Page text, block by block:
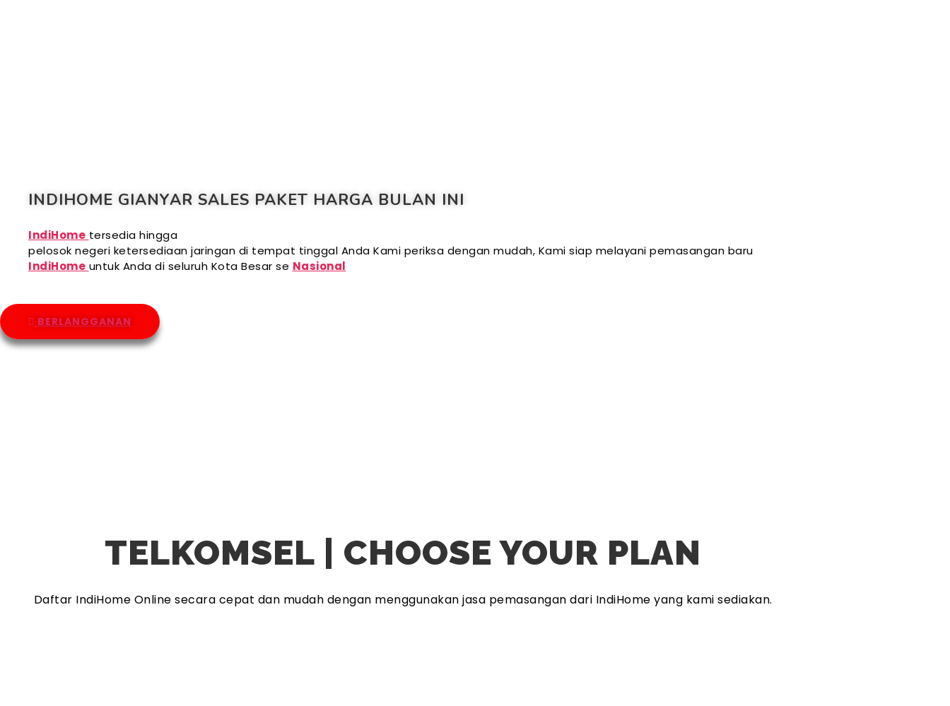
INDIHOME GIANYAR SALES PAKET HARGA BULAN INI
IndiHome tersedia hingga
pelosok negeri ketersediaan jaringan di tempat tinggal Anda Kami periksa dengan mudah, Kami siap melayani pemasangan baru
IndiHome untuk Anda di seluruh Kota Besar se Nasional
BERLANGGANAN
TELKOMSEL | CHOOSE YOUR PLAN
Daftar IndiHome Online secara cepat dan mudah dengan menggunakan jasa pemasangan dari IndiHome yang kami sediakan.